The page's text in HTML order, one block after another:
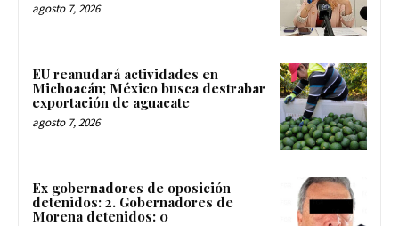
agosto 7, 2026
EU reanudará actividades en
Michoacán; México busca destrabar
exportación de aguacate
agosto 7, 2026
Ex gobernadores de oposición
detenidos: 2. Gobernadores de
Morena detenidos: 0